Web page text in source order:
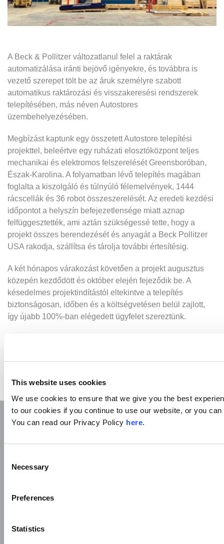
This website uses cookies
We use cookies to ensure that we give you the best
to our cookies if you continue to use our website, or you
You can read our Privacy Policy here.
Selection
Necessary
Preferences
Statistics
A Beck & Pollitzer változatlanul felel a raktárak
automatizálása iránti bejövő igényekre, és továbbra is
vezető szerepet tölt be az áruk személyre szabott
automatikus raktározási és visszakeresési rendszerek
telepítésében, más néven Autostores
üzembehelyezésében.
Megbízást kaptunk egy összetett Autostore telepítési
projekttel, beleértve egy ruházati elosztóközpont teljes
mechanikai és elektromos felszerelését Greensboróban,
Észak-Karolina. A folyamatban lévő telepítés magában
foglalta a kiszolgáló és túlnyúló félemelvények, 1444
rácscellák és 36 robot összeszerelését. Az eredeti kezdési
időpontot a helyszín befejezetlensége miatt aznap
felfüggesztették, ami aztán szükségessé tette, hogy a
projekt összes berendezését és anyagát a Beck Pollitzer
USA rakodja, szállítsa és tárolja további értesítésig.
A két hónapos várakozást követően a projekt augusztus
közepén kezdődött és október elején fejeződik be. A
késedelmes projektindítástól eltekintve a telepítés
biztonságosan, időben és a költségvetésen belül zajlott,
így újabb 100%-ban elégedett ügyfelet szereztünk.
szolgáltatások racionalizálásában, hogy az automatizálási